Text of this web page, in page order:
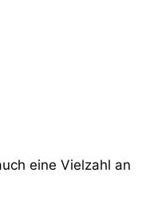
eine Vielzahl an